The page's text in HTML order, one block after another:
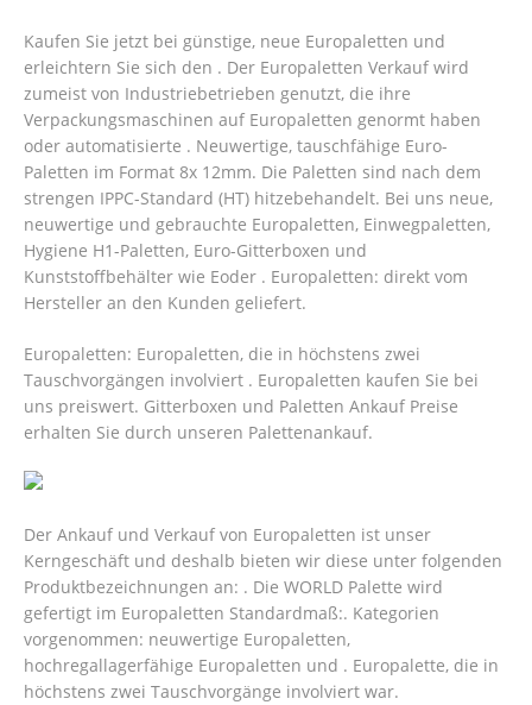
Kaufen Sie jetzt bei günstige, neue Europaletten und
erleichtern Sie sich den . Der Europaletten Verkauf wird
zumeist von Industriebetrieben genutzt, die ihre
Verpackungsmaschinen auf Europaletten genormt haben
oder automatisierte . Neuwertige, tauschfähige Euro-
Paletten im Format 8x 12mm. Die Paletten sind nach dem
strengen IPPC-Standard (HT) hitzebehandelt. Bei uns neue,
neuwertige und gebrauchte Europaletten, Einwegpaletten,
Hygiene H1-Paletten, Euro-Gitterboxen und
Kunststoffbehälter wie Eoder . Europaletten: direkt vom
Hersteller an den Kunden geliefert.
Europaletten: Europaletten, die in höchstens zwei
Tauschvorgängen involviert . Europaletten kaufen Sie bei
uns preiswert. Gitterboxen und Paletten Ankauf Preise
erhalten Sie durch unseren Palettenankauf.
Der Ankauf und Verkauf von Europaletten ist unser
Kerngeschäft und deshalb bieten wir diese unter folgenden
Produktbezeichnungen an: . Die WORLD Palette wird
gefertigt im Europaletten Standardmaß:. Kategorien
vorgenommen: neuwertige Europaletten,
hochregallagerfähige Europaletten und . Europalette, die in
höchstens zwei Tauschvorgänge involviert war.